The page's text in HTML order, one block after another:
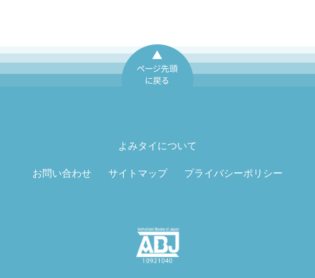
よみタイについて
お問い合わせ サイトマップ プライバシーポリシー